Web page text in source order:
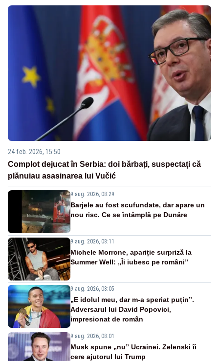
24 feb. 2026, 15:50
Complot dejucat în Serbia: doi bărbați, suspectați că
plănuiau asasinarea lui Vučić
9 aug. 2026, 08:29
Barjele au fost scufundate, dar apare un
nou risc. Ce se întâmplă pe Dunăre
9 aug. 2026, 08:11
Michele Morrone, apariție surpriză la
Summer Well: „Îi iubesc pe români”
9 aug. 2026, 08:05
„E idolul meu, dar m-a speriat puțin”.
Adversarul lui David Popovici,
impresionat de român
9 aug. 2026, 08:01
Musk spune „nu” Ucrainei. Zelenski îi
cere ajutorul lui Trump